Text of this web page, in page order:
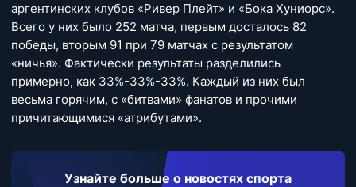
аргентинских клубов «Ривер Плейт» и «Бока Хуниорс».
Всего у них было 252 матча, первым досталось 82
победы, вторым 91 при 79 матчах с результатом
«ничья». Фактически результаты разделились
примерно, как 33%-33%-33%. Каждый из них был
весьма горячим, с «битвами» фанатов и прочими
причитающимися «атрибутами».
Узнайте больше о новостях спорта